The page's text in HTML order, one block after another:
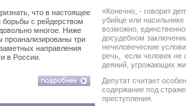
что в настоящее
борьбы с рейдерством
многое. Ниже
проанализированы три
направления
в России.
«Конечно, - говорит
убийце или
возможно,
досудебном
нечеловеческие
речь, если человек
деяний, угрожающих
Депутат считает
содержание под
преступления.